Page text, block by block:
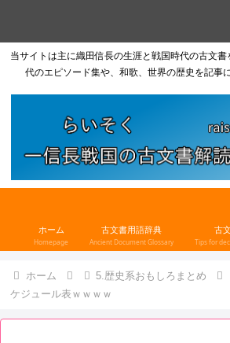
当サイトは主に織田信長の生涯と戦国時代の古文
代のエピソード集や、和歌、世界の歴史を記事
ホーム
Homepage
古文書用語辞典
Ancient Document Glossary
古
Tips for
ホーム 5.歴史系おもしろまとめ
ケジュール表ｗｗｗｗ